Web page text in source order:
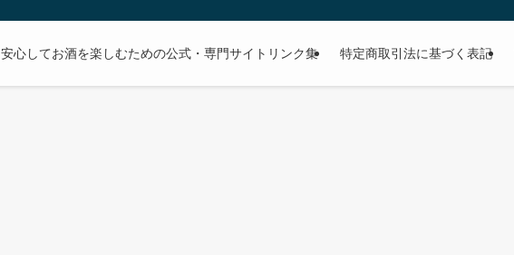
安心してお酒を楽しむための公式・専門サイトリンク集 特定商取引法に基づく表記